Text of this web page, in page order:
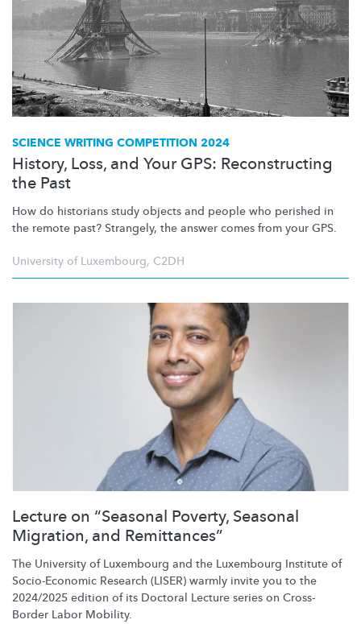
SCIENCE WRITING COMPETITION 2024
History, Loss, and Your GPS: Reconstructing
the Past
How do historians study objects and people who perished in
the remote past? Strangely, the answer comes from your GPS.
University of Luxembourg, C2DH
Lecture on “Seasonal Poverty, Seasonal
Migration, and Remittances”
The University of Luxembourg and the Luxembourg Institute of
Socio-Economic Research (LISER) warmly invite you to the
2024/2025 edition of its Doctoral Lecture series on Cross-
Border Labor Mobility.